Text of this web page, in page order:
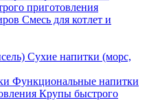
приготовления
Смесь для котлет и
Сухие напитки (морс,
Функциональные напитки
Крупы быстрого